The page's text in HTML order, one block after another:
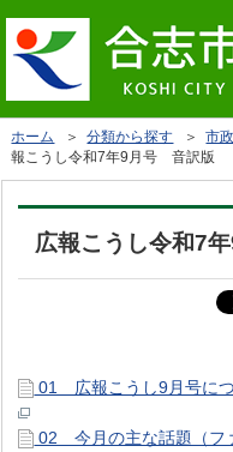
ホーム ＞分類から探す ＞市
報こうし令和7年9月号 音訳版
広報こうし令和7
01 広報こうし9月号に
02 今月の主な話題（フ